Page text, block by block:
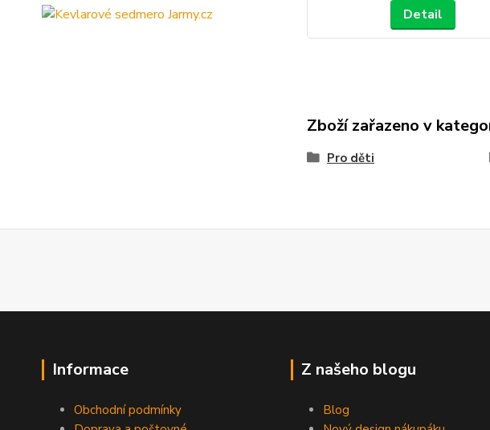
Detail
Zboží zařazeno v
Pro děti
Informace
Obchodní podmínky
Z našeho blogu
Blog